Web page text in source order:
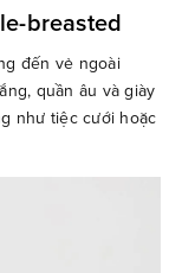
breasted
đến vẻ ngoài
quần âu và giày
như tiệc cưới hoặc